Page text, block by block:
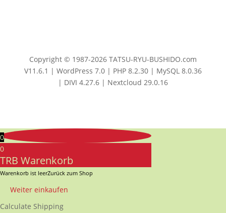
Copyright © 1987-2026 TATSU-RYU-BUSHIDO.com
V11.6.1 | WordPress 7.0 | PHP 8.2.30 | MySQL 8.0.36
| DIVI 4.27.6 | Nextcloud 29.0.16
0
0
TRB Warenkorb
Warenkorb ist leerZurück zum Shop
Weiter einkaufen
Calculate Shipping